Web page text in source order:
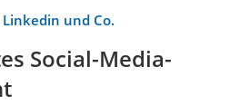
und Co.
Social-Media-